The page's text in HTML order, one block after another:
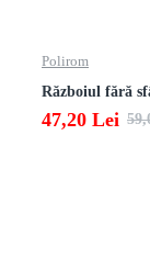
Polirom
Războiul fără
47,20 Lei